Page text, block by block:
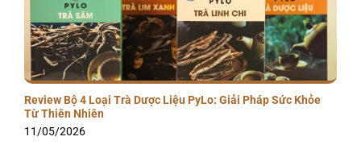
Review Bộ 4 Loại Trà Dược Liệu PyLo: Giải Pháp Sức Khỏe
Từ Thiên Nhiên
11/05/2026